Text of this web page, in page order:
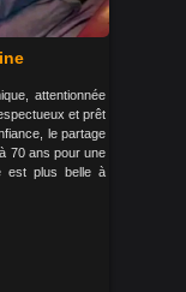
attentionnée
et prêt
le partage
70 ans pour une
est plus belle à